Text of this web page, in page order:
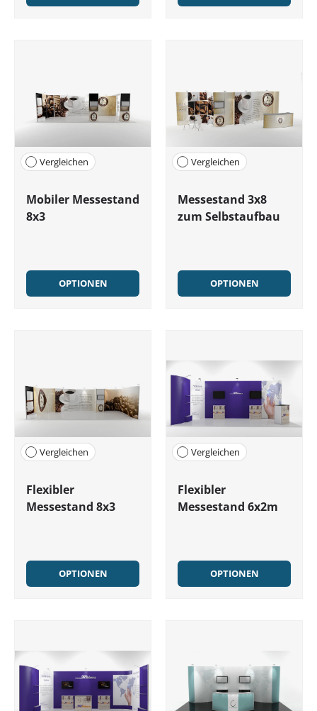
Vergleichen
Mobiler Messestand
8x3
OPTIONEN
Vergleichen
Messestand 3x8
zum Selbstaufbau
OPTIONEN
Vergleichen
Flexibler
Messestand 8x3
OPTIONEN
Vergleichen
Flexibler
Messestand 6x2m
OPTIONEN